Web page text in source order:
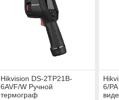
Hikvision DS-2TP21B-
6AVF/W Ручной
термограф
6/